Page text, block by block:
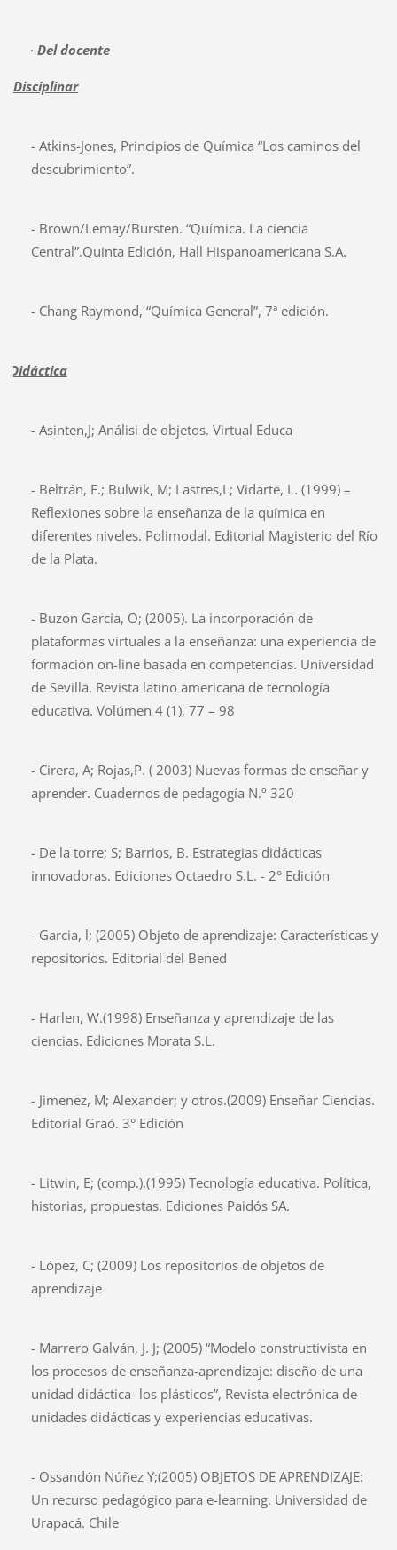
· Del docente
Disciplinar
- Atkins-Jones, Principios de Química “Los caminos del
descubrimiento”.
- Brown/Lemay/Bursten. “Química. La ciencia
Central”.Quinta Edición, Hall Hispanoamericana S.A.
- Chang Raymond, “Química General”, 7ª edición.
Didáctica
- Asinten,J; Análisi de objetos. Virtual Educa
- Beltrán, F.; Bulwik, M; Lastres,L; Vidarte, L. (1999) –
Reflexiones sobre la enseñanza de la química en
diferentes niveles. Polimodal. Editorial Magisterio del Río
de la Plata.
- Buzon García, O; (2005). La incorporación de
plataformas virtuales a la enseñanza: una experiencia de
formación on-line basada en competencias. Universidad
de Sevilla. Revista latino americana de tecnología
educativa. Volúmen 4 (1), 77 – 98
- Cirera, A; Rojas,P. ( 2003) Nuevas formas de enseñar y
aprender. Cuadernos de pedagogía N.º 320
- De la torre; S; Barrios, B. Estrategias didácticas
innovadoras. Ediciones Octaedro S.L. - 2° Edición
- Garcia, l; (2005) Objeto de aprendizaje: Características y
repositorios. Editorial del Bened
- Harlen, W.(1998) Enseñanza y aprendizaje de las
ciencias. Ediciones Morata S.L.
- Jimenez, M; Alexander; y otros.(2009) Enseñar Ciencias.
Editorial Graó. 3° Edición
- Litwin, E; (comp.).(1995) Tecnología educativa. Política,
historias, propuestas. Ediciones Paidós SA.
- López, C; (2009) Los repositorios de objetos de
aprendizaje
- Marrero Galván, J. J; (2005) “Modelo constructivista en
los procesos de enseñanza-aprendizaje: diseño de una
unidad didáctica- los plásticos”, Revista electrónica de
unidades didácticas y experiencias educativas.
- Ossandón Núñez Y;(2005) OBJETOS DE APRENDIZAJE:
Un recurso pedagógico para e-learning. Universidad de
Urapacá. Chile